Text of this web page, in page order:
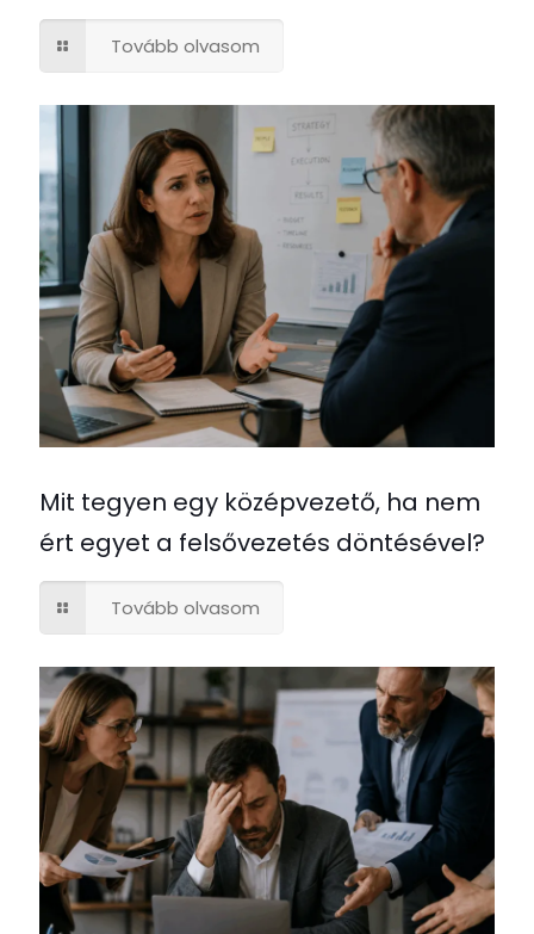
Tovább olvasom
Mit tegyen egy középvezető, ha nem
ért egyet a felsővezetés döntésével?
Tovább olvasom